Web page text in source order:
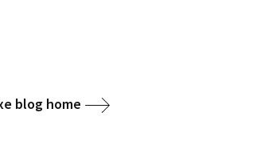
blog home